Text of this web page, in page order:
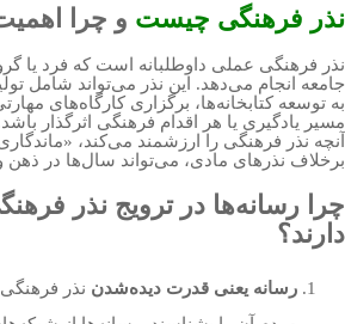
نذر فرهنگی چیست و چرا
نذر فرهنگی عملی داوطلبانه است که فرد یا
جامعه انجام می‌دهد. این نذر می‌تواند شامل
به توسعه کتابخانه‌ها، برگزاری کارگاه‌های
مسیر یادگیری یا هر اقدام فرهنگی اثرگذار
آنچه نذر فرهنگی را ارزشمند می‌کند،
برخلاف نذرهای مادی، می‌تواند سال‌ها در ذهن و
چرا رسانه‌ها در ترویج نذر
دارند؟
رسانه یعنی قدرت دیده‌شدن نذر